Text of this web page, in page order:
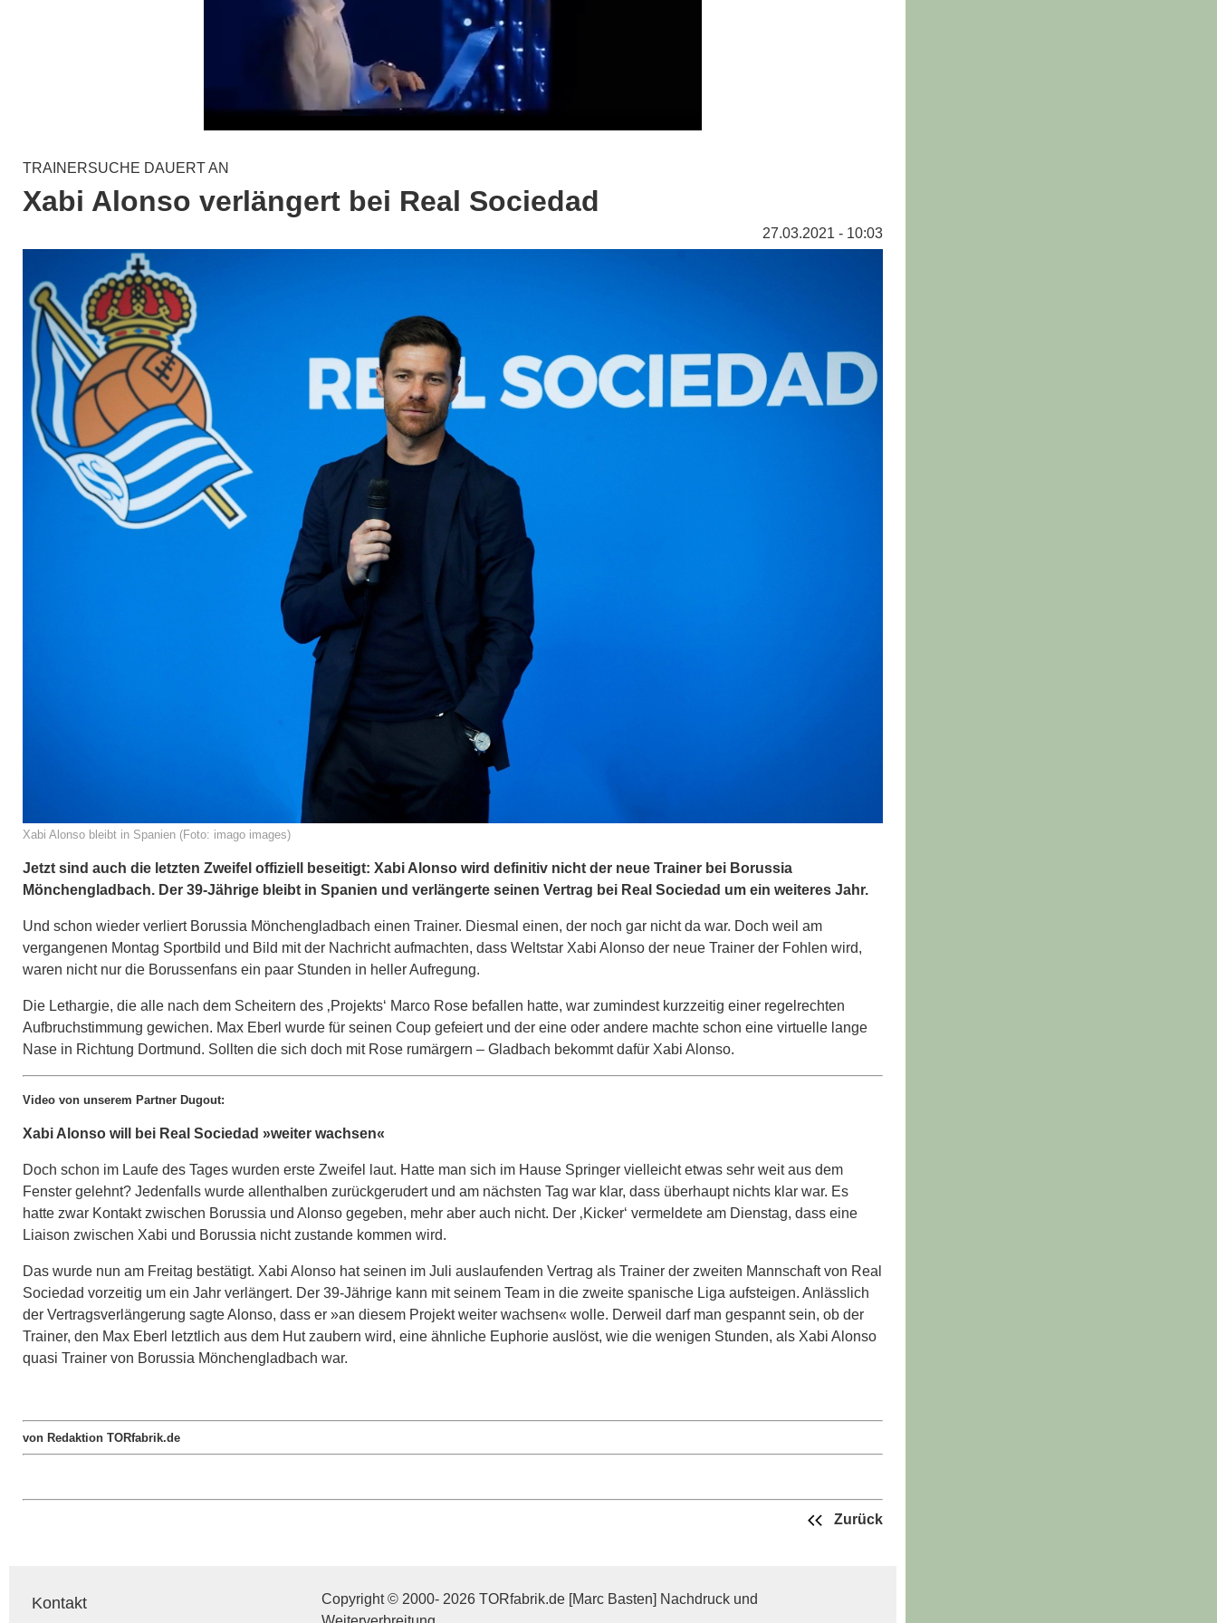
TRAINERSUCHE DAUERT AN
Xabi Alonso verlängert bei Real Sociedad
27.03.2021 - 10:03
Xabi Alonso bleibt in Spanien (Foto: imago images)
Jetzt sind auch die letzten Zweifel offiziell beseitigt: Xabi Alonso wird definitiv nicht der neue Trainer bei Borussia
Mönchengladbach. Der 39-Jährige bleibt in Spanien und verlängerte seinen Vertrag bei Real Sociedad um ein weiteres Jahr.
Und schon wieder verliert Borussia Mönchengladbach einen Trainer. Diesmal einen, der noch gar nicht da war. Doch weil am
vergangenen Montag Sportbild und Bild mit der Nachricht aufmachten, dass Weltstar Xabi Alonso der neue Trainer der Fohlen wird,
waren nicht nur die Borussenfans ein paar Stunden in heller Aufregung.
Die Lethargie, die alle nach dem Scheitern des ‚Projekts‘ Marco Rose befallen hatte, war zumindest kurzzeitig einer regelrechten
Aufbruchstimmung gewichen. Max Eberl wurde für seinen Coup gefeiert und der eine oder andere machte schon eine virtuelle lange
Nase in Richtung Dortmund. Sollten die sich doch mit Rose rumärgern – Gladbach bekommt dafür Xabi Alonso.
Video von unserem Partner Dugout:
Xabi Alonso will bei Real Sociedad »weiter wachsen«
Doch schon im Laufe des Tages wurden erste Zweifel laut. Hatte man sich im Hause Springer vielleicht etwas sehr weit aus dem
Fenster gelehnt? Jedenfalls wurde allenthalben zurückgerudert und am nächsten Tag war klar, dass überhaupt nichts klar war. Es
hatte zwar Kontakt zwischen Borussia und Alonso gegeben, mehr aber auch nicht. Der ‚Kicker‘ vermeldete am Dienstag, dass eine
Liaison zwischen Xabi und Borussia nicht zustande kommen wird.
Das wurde nun am Freitag bestätigt. Xabi Alonso hat seinen im Juli auslaufenden Vertrag als Trainer der zweiten Mannschaft von Real
Sociedad vorzeitig um ein Jahr verlängert. Der 39-Jährige kann mit seinem Team in die zweite spanische Liga aufsteigen. Anlässlich
der Vertragsverlängerung sagte Alonso, dass er »an diesem Projekt weiter wachsen« wolle. Derweil darf man gespannt sein, ob der
Trainer, den Max Eberl letztlich aus dem Hut zaubern wird, eine ähnliche Euphorie auslöst, wie die wenigen Stunden, als Xabi Alonso
quasi Trainer von Borussia Mönchengladbach war.
von Redaktion TORfabrik.de
Zurück
Kontakt
Copyright © 2000- 2026 TORfabrik.de [Marc Basten] Nachdruck und